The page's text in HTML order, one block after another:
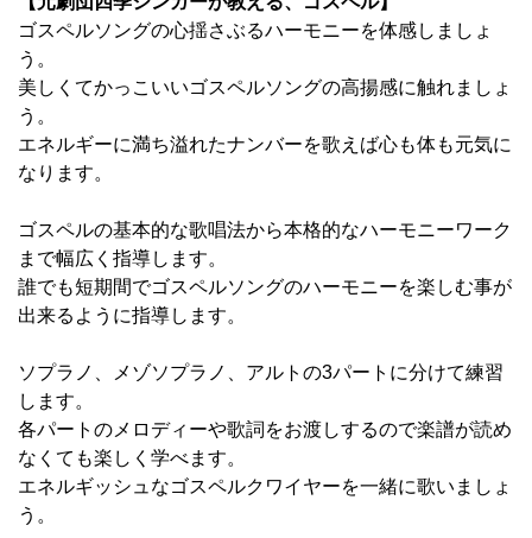
ゴスペルソングの心揺さぶるハーモニーを体感しましょ
う。
美しくてかっこいいゴスペルソングの高揚感に触れましょ
う。
エネルギーに満ち溢れたナンバーを歌えば心も体も元気に
なります。
ゴスペルの基本的な歌唱法から本格的なハーモニーワーク
まで幅広く指導します。
誰でも短期間でゴスペルソングのハーモニーを楽しむ事が
出来るように指導します。
ソプラノ、メゾソプラノ、アルトの3パートに分けて練習
します。
各パートのメロディーや歌詞をお渡しするので楽譜が読め
なくても楽しく学べます。
エネルギッシュなゴスペルクワイヤーを一緒に歌いましょ
う。